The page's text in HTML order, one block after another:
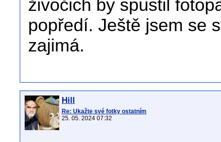
živočich by spustil
popředí. Ještě jsem se
zajimá.
Hill
Re: Ukažte své fotky ostatním
25. 05. 2024 07:32